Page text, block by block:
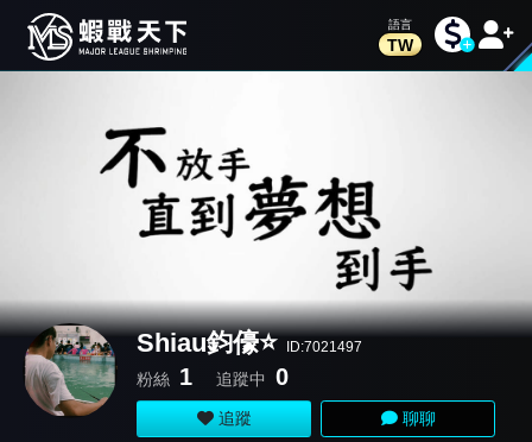
TW
Shiau鈞儫⭐️ ID:7021497
粉絲 1 追蹤中 0
追蹤 聊聊